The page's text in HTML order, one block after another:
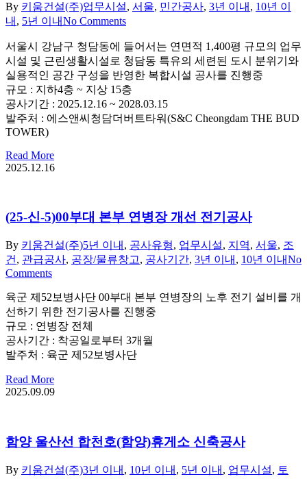
By 키움건설(주)업무시설, 서울, 민간공사, 3년 이내 , 10년 이
내 , 5년 이내No Comments
서울시 강남구 청담동에 들어서는 연면적 1,400평 규모의 업무
시설 및 근린생활시설로 청담동 특유의 세련된 도시 분위기와
실용적인 공간 구성을 반영한 복합시설 공사를 진행중
규모 : 지하4층 ~ 지상 15층
공사기간 : 2025.12.16 ~ 2028.03.15
발주처 : 에스앤씨청담더버트타워(S&C Cheongdam THE BUD
TOWER)
Read More
2025.12.16
(25-신-5)00부대 본부 연병장 개선 전기공사
By 키움건설(주)5년 이내 , 공사유형, 업무시설, 지역, 서울, 조
건 , 관급공사, 공장/물류창고, 공사기간, 3년 이내 , 10년 이내No
Comments
육군 제52보병사단 00부대 본부 연병장의 노후 전기 설비를 개
선하기 위한 전기공사를 진행중
규모 : 연병장 전체
공사기간 : 착공일로부터 3개월
발주처 : 육군 제52보병사단
Read More
2025.09.09
함양 울산선 합천호(함양)휴게소 신축공사
By 키움건설(주)3년 이내 , 10년 이내 , 5년 이내 , 업무시설, 토